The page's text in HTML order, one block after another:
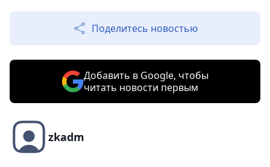
Поделитесь новостью
Добавить в Google, чтобы
читать новости первым
zkadm